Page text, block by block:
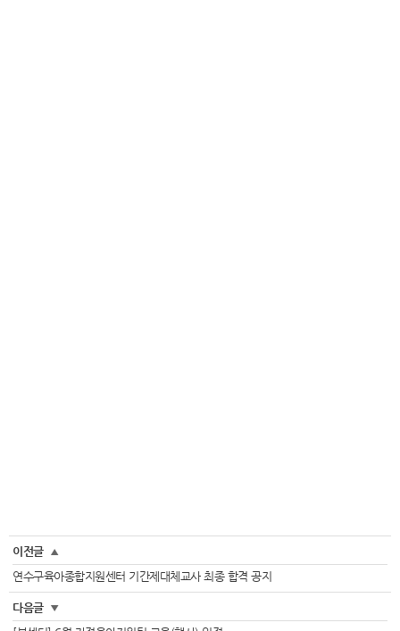
이전글 ▲
연수구육아종합지원센터 기간제대체교사 최종 합격 공지
다음글 ▼